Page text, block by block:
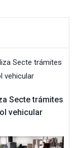
Secte trámites
vehicular